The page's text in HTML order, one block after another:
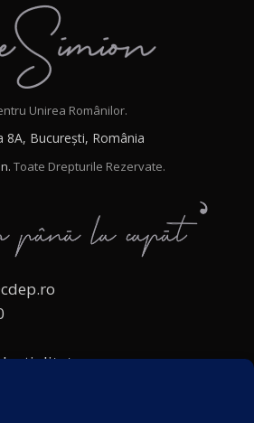
Unirea Românilor.
8A, București, România
Toate Drepturile Rezervate.